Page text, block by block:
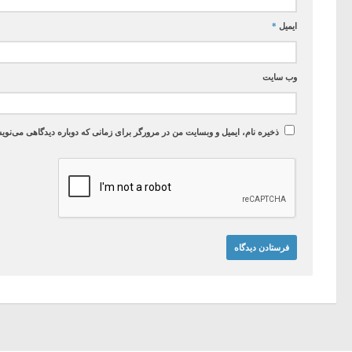
ایمیل *
وب‌ سایت
ذخیره نام، ایمیل و وبسایت من در مرورگر برای زمانی که دوباره دیدگاهی